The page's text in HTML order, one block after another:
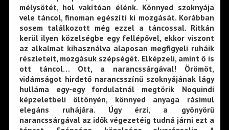
mélysötét, hol vakítóan élénk. Könnyed szoknyája
vele táncol, finoman egészíti ki mozgását. Korábban
sosem találkozott még ezzel a táncossal. Ritkán
kerül ilyen közelségbe egy fellépővel, ekkor viszont
az alkalmat kihasználva alaposan megfigyeli ruháik
részleteit, mozgásuk szépségét. Elképzeli, amint ő is
ott táncol… Ott, a narancssárgával! Örömöt,
vidámságot hirdető narancsszínű szoknyájának lágy
hulláma egy-egy fordulatnál megtörik Noquindi
képzeletbeli öltönyén, könnyed anyaga rásimul
elegáns ruhájára. Úgy érzi, a gyönyörű
narancssárgával az idők végezetéig tudná járni ezt a